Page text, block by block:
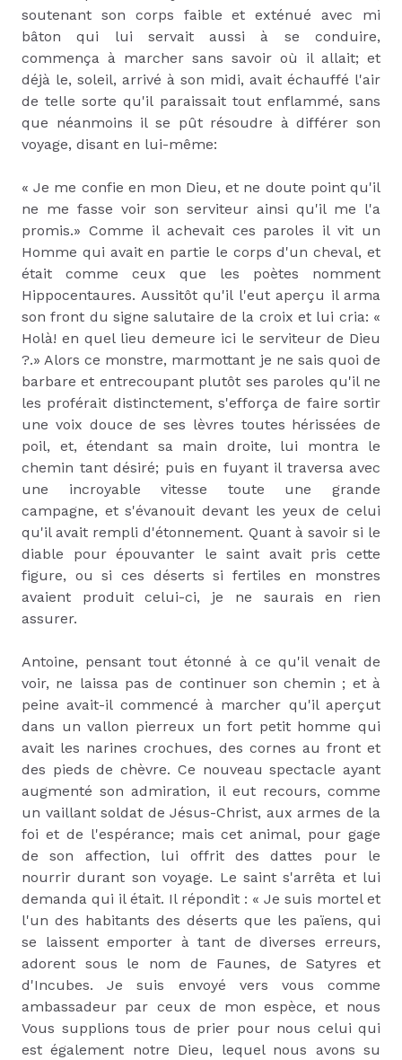
soutenant son corps faible et exténué avec mi
bâton qui lui servait aussi à se conduire,
commença à marcher sans savoir où il allait; et
déjà le, soleil, arrivé à son midi, avait échauffé l'air
de telle sorte qu'il paraissait tout enflammé, sans
que néanmoins il se pût résoudre à différer son
voyage, disant en lui-même:
« Je me confie en mon Dieu, et ne doute point qu'il
ne me fasse voir son serviteur ainsi qu'il me l'a
promis.» Comme il achevait ces paroles il vit un
Homme qui avait en partie le corps d'un cheval, et
était comme ceux que les poètes nomment
Hippocentaures. Aussitôt qu'il l'eut aperçu il arma
son front du signe salutaire de la croix et lui cria: «
Holà! en quel lieu demeure ici le serviteur de Dieu
?.» Alors ce monstre, marmottant je ne sais quoi de
barbare et entrecoupant plutôt ses paroles qu'il ne
les proférait distinctement, s'efforça de faire sortir
une voix douce de ses lèvres toutes hérissées de
poil, et, étendant sa main droite, lui montra le
chemin tant désiré; puis en fuyant il traversa avec
une incroyable vitesse toute une grande
campagne, et s'évanouit devant les yeux de celui
qu'il avait rempli d'étonnement. Quant à savoir si le
diable pour épouvanter le saint avait pris cette
figure, ou si ces déserts si fertiles en monstres
avaient produit celui-ci, je ne saurais en rien
assurer.
Antoine, pensant tout étonné à ce qu'il venait de
voir, ne laissa pas de continuer son chemin ; et à
peine avait-il commencé à marcher qu'il aperçut
dans un vallon pierreux un fort petit homme qui
avait les narines crochues, des cornes au front et
des pieds de chèvre. Ce nouveau spectacle ayant
augmenté son admiration, il eut recours, comme
un vaillant soldat de Jésus-Christ, aux armes de la
foi et de l'espérance; mais cet animal, pour gage
de son affection, lui offrit des dattes pour le
nourrir durant son voyage. Le saint s'arrêta et lui
demanda qui il était. Il répondit : « Je suis mortel et
l'un des habitants des déserts que les païens, qui
se laissent emporter à tant de diverses erreurs,
adorent sous le nom de Faunes, de Satyres et
d'Incubes. Je suis envoyé vers vous comme
ambassadeur par ceux de mon espèce, et nous
Vous supplions tous de prier pour nous celui qui
est également notre Dieu, lequel nous avons su